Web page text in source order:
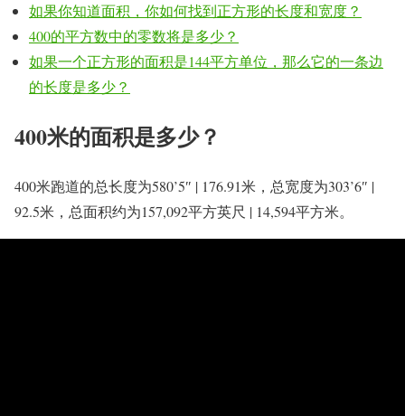
如果你知道面积，你如何找到正方形的长度和宽度？
400的平方数中的零数将是多少？
如果一个正方形的面积是144平方单位，那么它的一条边
的长度是多少？
400米的面积是多少？
400米跑道的总长度为580’5″ | 176.91米，总宽度为303’6″ |
92.5米，总面积约为157,092平方英尺 | 14,594平方米。